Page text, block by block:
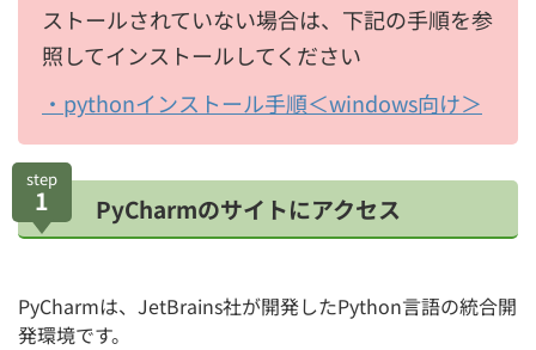
ストールされていない場合は、下記の手順を参
照してインストールしてください
・pythonインストール手順＜windows向け＞
step
1 PyCharmのサイトにアクセス
PyCharmは、JetBrains社が開発したPython言語の統合開
発環境です。